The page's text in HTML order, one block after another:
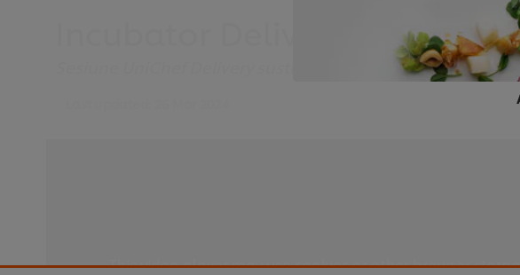
Incubator Delivery -
Sesiune UniChef Delivery sustinuta de Adelina Maria si
This video player may use cookies or other browser